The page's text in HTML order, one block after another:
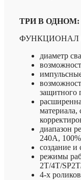
ТРИ В ОДНОМ:
ФУНКЦИОНАЛ
диаметр
защитного
диапазон
240А,
создание и
режимы
2Т/4Т/
4-х